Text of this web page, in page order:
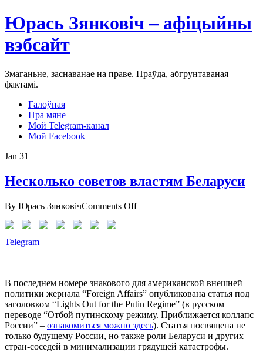
Юрась Зянковіч – афіцыйны
вэбсайт
Змаганьне, заснаванае на праве. Праўда, абгрунтаваная
фактамі.
Галоўная
Пра мяне
Мой Telegram-канал
Мой Facebook
Jan 31
Несколько советов властям Беларуси
By Юрась ЗянковічComments Offon
Telegram
В последнем номере знакового для американской внешней
политики жернала “Foreign Affairs” опубликована статья под
заголовком “Lights Out for the Putin Regime” (в русском
переводе “Отбой путинскому режиму. Приближается коллапс
России” – ознакомиться можно здесь). Статья посвящена не
только будущему России, но также роли Беларуси и других
стран-соседей в минимализации грядущей катастрофы.